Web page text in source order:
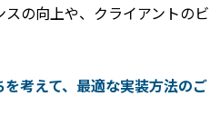
の向上や、クライアントのビ
考えて、最適な実装方法のご